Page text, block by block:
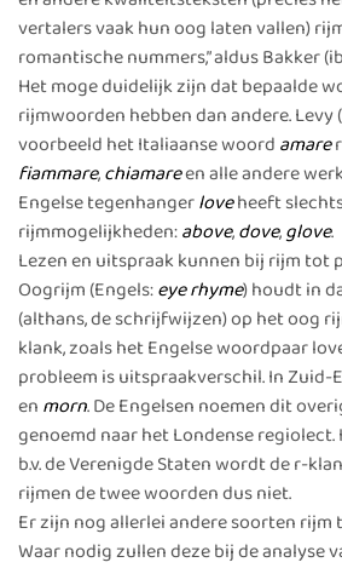
vertalers vaak hun oog laten vallen)
romantische nummers,” aldus Bakker
Het moge duidelijk zijn dat bepaalde
rijmwoorden hebben dan andere. Levy
voorbeeld het Italiaanse woord amare
fiammare,chiamareen alle andere
Engelse tegenhangerloveheeft
rijmmogelijkheden:above,dove,glove.
Lezen en uitspraak kunnen bij rijm tot
Oogrijm (Engels:eye rhyme) houdt in
(althans, de schrijfwijzen) op het oog
klank, zoals het Engelse woordpaar
probleem is uitspraakverschil. In Zuid-
en morn. De Engelsen noemen dit
genoemd naar het Londense
b.v. de Verenigde Staten wordt de r-
rijmen de twee woorden dus niet.
Er zijn nog allerlei andere soorten rijm
Waar nodig zullen deze bij de analyse